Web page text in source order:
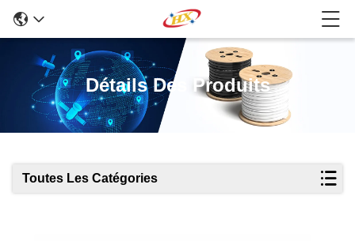
Détails Des Produits
Toutes Les Catégories